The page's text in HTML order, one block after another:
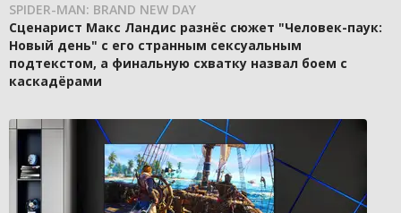
SPIDER-MAN: BRAND NEW DAY
Сценарист Макс Ландис разнёс сюжет "Человек-паук:
Новый день" с его странным сексуальным
подтекстом, а финальную схватку назвал боем с
каскадёрами